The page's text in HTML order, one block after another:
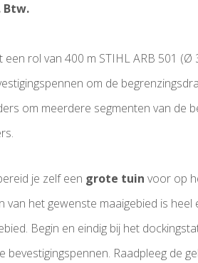
Btw.
rol van 400 m STIHL ARB 501 (Ø
om de
om meerdere segmenten van de
je zelf een grote tuin voor op
het gewenste maaigebied is heel
Begin en eindig bij het
Raadpleeg de